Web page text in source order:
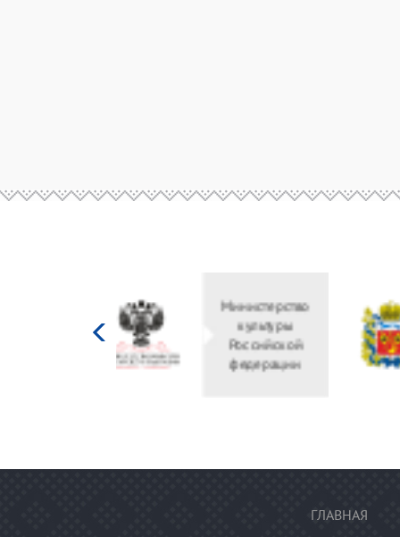
Министерство
культуры
Российской
федерации
ГЛАВНАЯ